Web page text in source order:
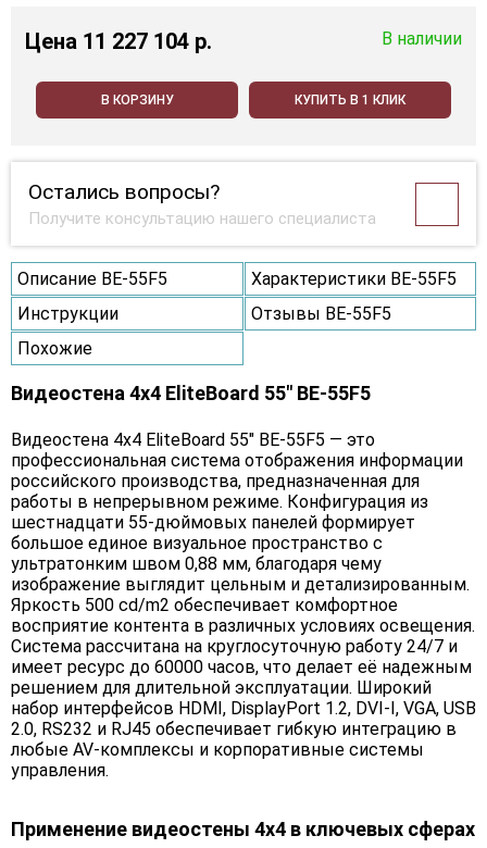
Цена 11 227 104 p. В наличии
В КОРЗИНУ КУПИТЬ В 1 КЛИК
Остались вопросы?
Получите консультацию нашего специалиста
Описание BE-55F5
Характеристики BE-55F5
Инструкции
Отзывы BE-55F5
Похожие
Видеостена 4x4 EliteBoard 55" BE-55F5
Видеостена 4х4 EliteBoard 55" BE-55F5 — это
профессиональная система отображения информации
российского производства, предназначенная для
работы в непрерывном режиме. Конфигурация из
шестнадцати 55-дюймовых панелей формирует
большое единое визуальное пространство с
ультратонким швом 0,88 мм, благодаря чему
изображение выглядит цельным и детализированным.
Яркость 500 cd/m2 обеспечивает комфортное
восприятие контента в различных условиях освещения.
Система рассчитана на круглосуточную работу 24/7 и
имеет ресурс до 60000 часов, что делает её надежным
решением для длительной эксплуатации. Широкий
набор интерфейсов HDMI, DisplayPort 1.2, DVI-I, VGA, USB
2.0, RS232 и RJ45 обеспечивает гибкую интеграцию в
любые AV-комплексы и корпоративные системы
управления.
Применение видеостены 4х4 в ключевых сферах